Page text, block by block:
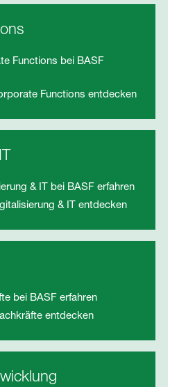
Functions bei BASF
Functions entdecken
& IT bei BASF erfahren
& IT entdecken
bei BASF erfahren
entdecken